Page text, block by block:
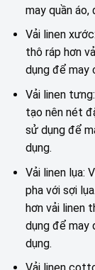
may quần
Vải linen
thô ráp hơn
dụng để may
Vải linen
tạo nên nét
sử dụng để
dụng.
Vải linen lụa:
pha với sợi
hơn vải linen
dụng để may
dụng.